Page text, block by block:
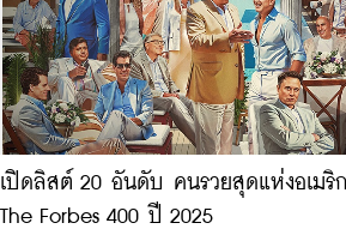
เปิดลิสต์ 20 อันดับ คนรวยสุดแห่งอเมริ
The Forbes 400 ปี 2025